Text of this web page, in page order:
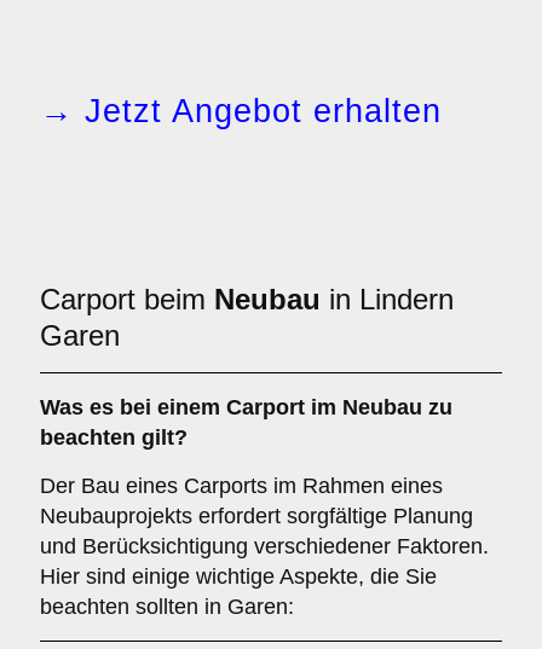
→ Jetzt Angebot erhalten
Carport beim Neubau in Lindern
Garen
Was es bei einem Carport im Neubau zu
beachten gilt?
Der Bau eines Carports im Rahmen eines
Neubauprojekts erfordert sorgfältige Planung
und Berücksichtigung verschiedener Faktoren.
Hier sind einige wichtige Aspekte, die Sie
beachten sollten in Garen: